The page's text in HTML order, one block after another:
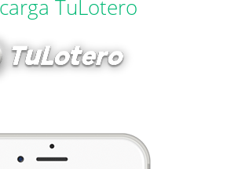
TuLotero